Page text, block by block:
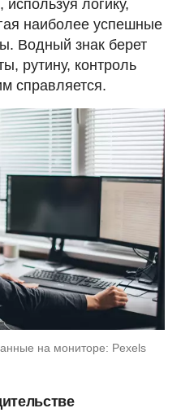
логику,
наиболее успешные
Водный знак берет
рутину, контроль
справляется.
на мониторе: Pexels